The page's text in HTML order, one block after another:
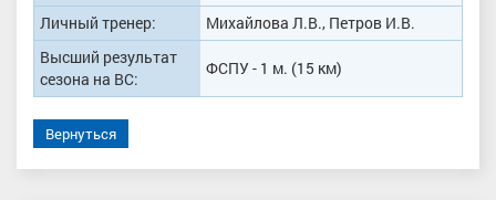
Личный тренер:
Михайлова Л.В., Петров И.В.
Высший результат
сезона на ВС:
ФСПУ - 1 м. (15 км)
Вернуться